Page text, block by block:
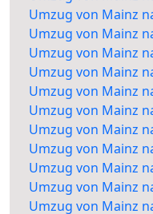
Umzug von Mainz
Umzug von Mainz
Umzug von Mainz
Umzug von Mainz
Umzug von Mainz
Umzug von Mainz
Umzug von Mainz
Umzug von Mainz
Umzug von Mainz
Umzug von Mainz
Umzug von Mainz